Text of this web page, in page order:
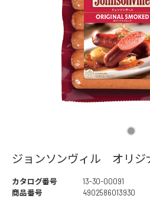
ジョンソンヴィル オリジ
カタログ番号
13-30-00091
商品番号
4902586013930